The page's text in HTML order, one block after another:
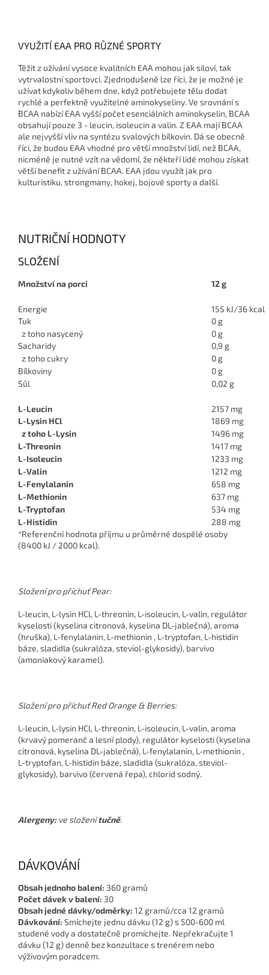
VYUŽITÍ EAA PRO RŮZNÉ SPORTY
Těžit z užívání vysoce kvalitních EAA mohou jak siloví, tak
vytrvalostní sportovci. Zjednodušeně lze říci, že je možné je
užívat kdykoliv během dne, když potřebujete tělu dodat
rychlé a perfektně využitelné aminokyseliny. Ve srovnání s
BCAA nabízí EAA vyšší počet esenciálních aminokyselin, BCAA
obsahují pouze 3 - leucin, isoleucin a valin. Z EAA mají BCAA
ale nejvyšší vliv na syntézu svalových bílkovin. Dá se obecně
říci, že budou EAA vhodné pro větší množství lidí, než BCAA,
nicméně je nutné vzít na vědomí, že někteří lidé mohou získat
větší benefit z užívání BCAA. EAA jdou využít jak pro
kulturistiku, strongmany, hokej, bojové sporty a další.
NUTRIČNÍ HODNOTY
SLOŽENÍ
Množství na porci 12 g
Energie
155 kJ/36 kcal
Tuk
0 g
z toho nasycený
0 g
Sacharidy
0,9 g
z toho cukry
0 g
Bílkoviny
0 g
Sůl
0,02 g
L-Leucin
2157 mg
L-Lysin HCl
1869 mg
z toho L-Lysin
1496 mg
L-Threonin
1417 mg
L-Isoleucin
1233 mg
L-Valin
1212 mg
L-Fenylalanin
658 mg
L-Methionin
637 mg
L-Tryptofan
534 mg
L-Histidin
288 mg
*Referenční hodnota příjmu u průměrné dospělé osoby
(8400 kJ / 2000 kcal).
Složení pro příchuť Pear:
L-leucin, L-lysin HCl, L-threonin, L-isoleucin, L-valin, regulátor
kyselosti (kyselina citronová, kyselina DL-jablečná), aroma
(hruška), L-fenylalanin, L-methionin , L-tryptofan, L-histidin
báze, sladidla (sukralóza, steviol-glykosidy), barvivo
(amoniakový karamel).
Složení pro příchuť Red Orange & Berries:
L-leucin, L-lysin HCl, L-threonin, L-isoleucin, L-valin, aroma
(krvavý pomeranč a lesní plody), regulátor kyselosti (kyselina
citronová, kyselina DL-jablečná), L-fenylalanin, L-methionin ,
L-tryptofan, L-histidin báze, sladidla (sukralóza, steviol-
glykosidy), barvivo (červená řepa), chlorid sodný.
Alergeny: ve složenítučně.
DÁVKOVÁNÍ
Obsah jednoho balení: 360 gramů
Počet dávek v balení: 30
Obsah jedné dávky/odměrky: 12 gramů/cca 12 gramů
Dávkování: Smíchejte jednu dávku (12 g) s 500-600 ml
studené vody a dostatečně promíchejte. Nepřekračujte 1
dávku (12 g) denně bez konzultace s trenérem nebo
výživovým poradcem.